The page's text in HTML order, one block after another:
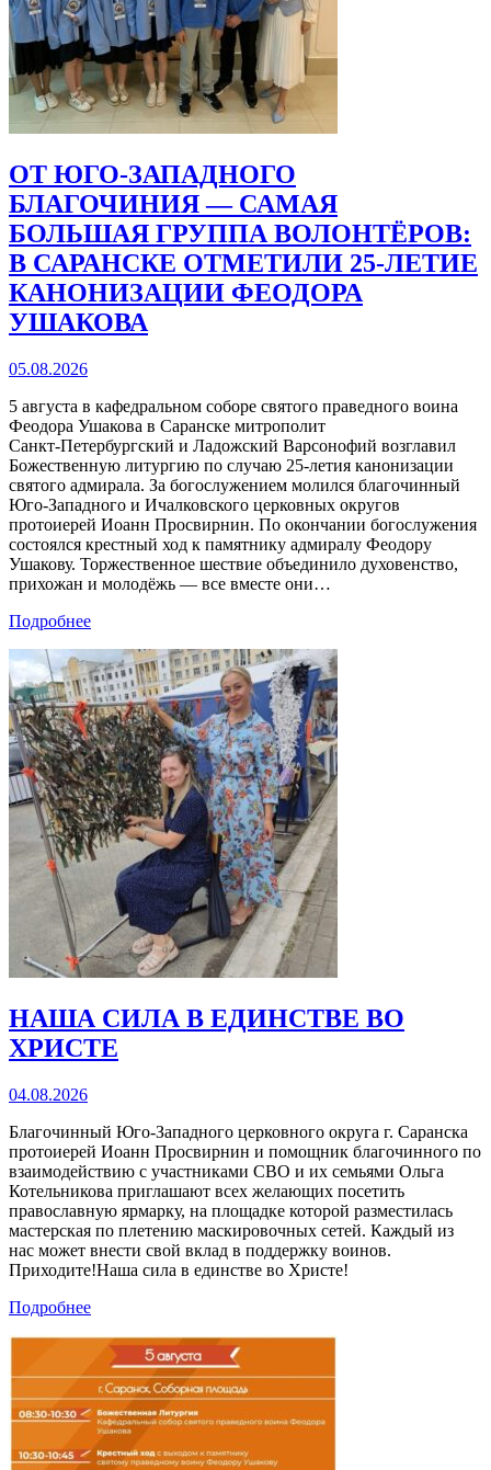
ОТ ЮГО-ЗАПАДНОГО
БЛАГОЧИНИЯ — САМАЯ
БОЛЬШАЯ ГРУППА ВОЛОНТЁРОВ:
В САРАНСКЕ ОТМЕТИЛИ 25-ЛЕТИЕ
КАНОНИЗАЦИИ ФЕОДОРА
УШАКОВА
05.08.2026
5 августа в кафедральном соборе святого праведного воина
Феодора Ушакова в Саранске митрополит
Санкт‑Петербургский и Ладожский Варсонофий возглавил
Божественную литургию по случаю 25‑летия канонизации
святого адмирала. За богослужением молился благочинный
Юго‑Западного и Ичалковского церковных округов
протоиерей Иоанн Просвирнин. По окончании богослужения
состоялся крестный ход к памятнику адмиралу Феодору
Ушакову. Торжественное шествие объединило духовенство,
прихожан и молодёжь — все вместе они…
Подробнее
НАША СИЛА В ЕДИНСТВЕ ВО
ХРИСТЕ
04.08.2026
Благочинный Юго-Западного церковного округа г. Саранска
протоиерей Иоанн Просвирнин и помощник благочинного по
взаимодействию с участниками СВО и их семьями Ольга
Котельникова приглашают всех желающих посетить
православную ярмарку, на площадке которой разместилась
мастерская по плетению маскировочных сетей. Каждый из
нас может внести свой вклад в поддержку воинов.
Приходите!Наша сила в единстве во Христе!
Подробнее